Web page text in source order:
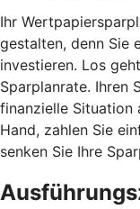
Ihr
gestalten, denn Sie
investieren. Los
Sparplanrate. Ihren
finanzielle Situation
Hand, zahlen Sie
senken Sie Ihre